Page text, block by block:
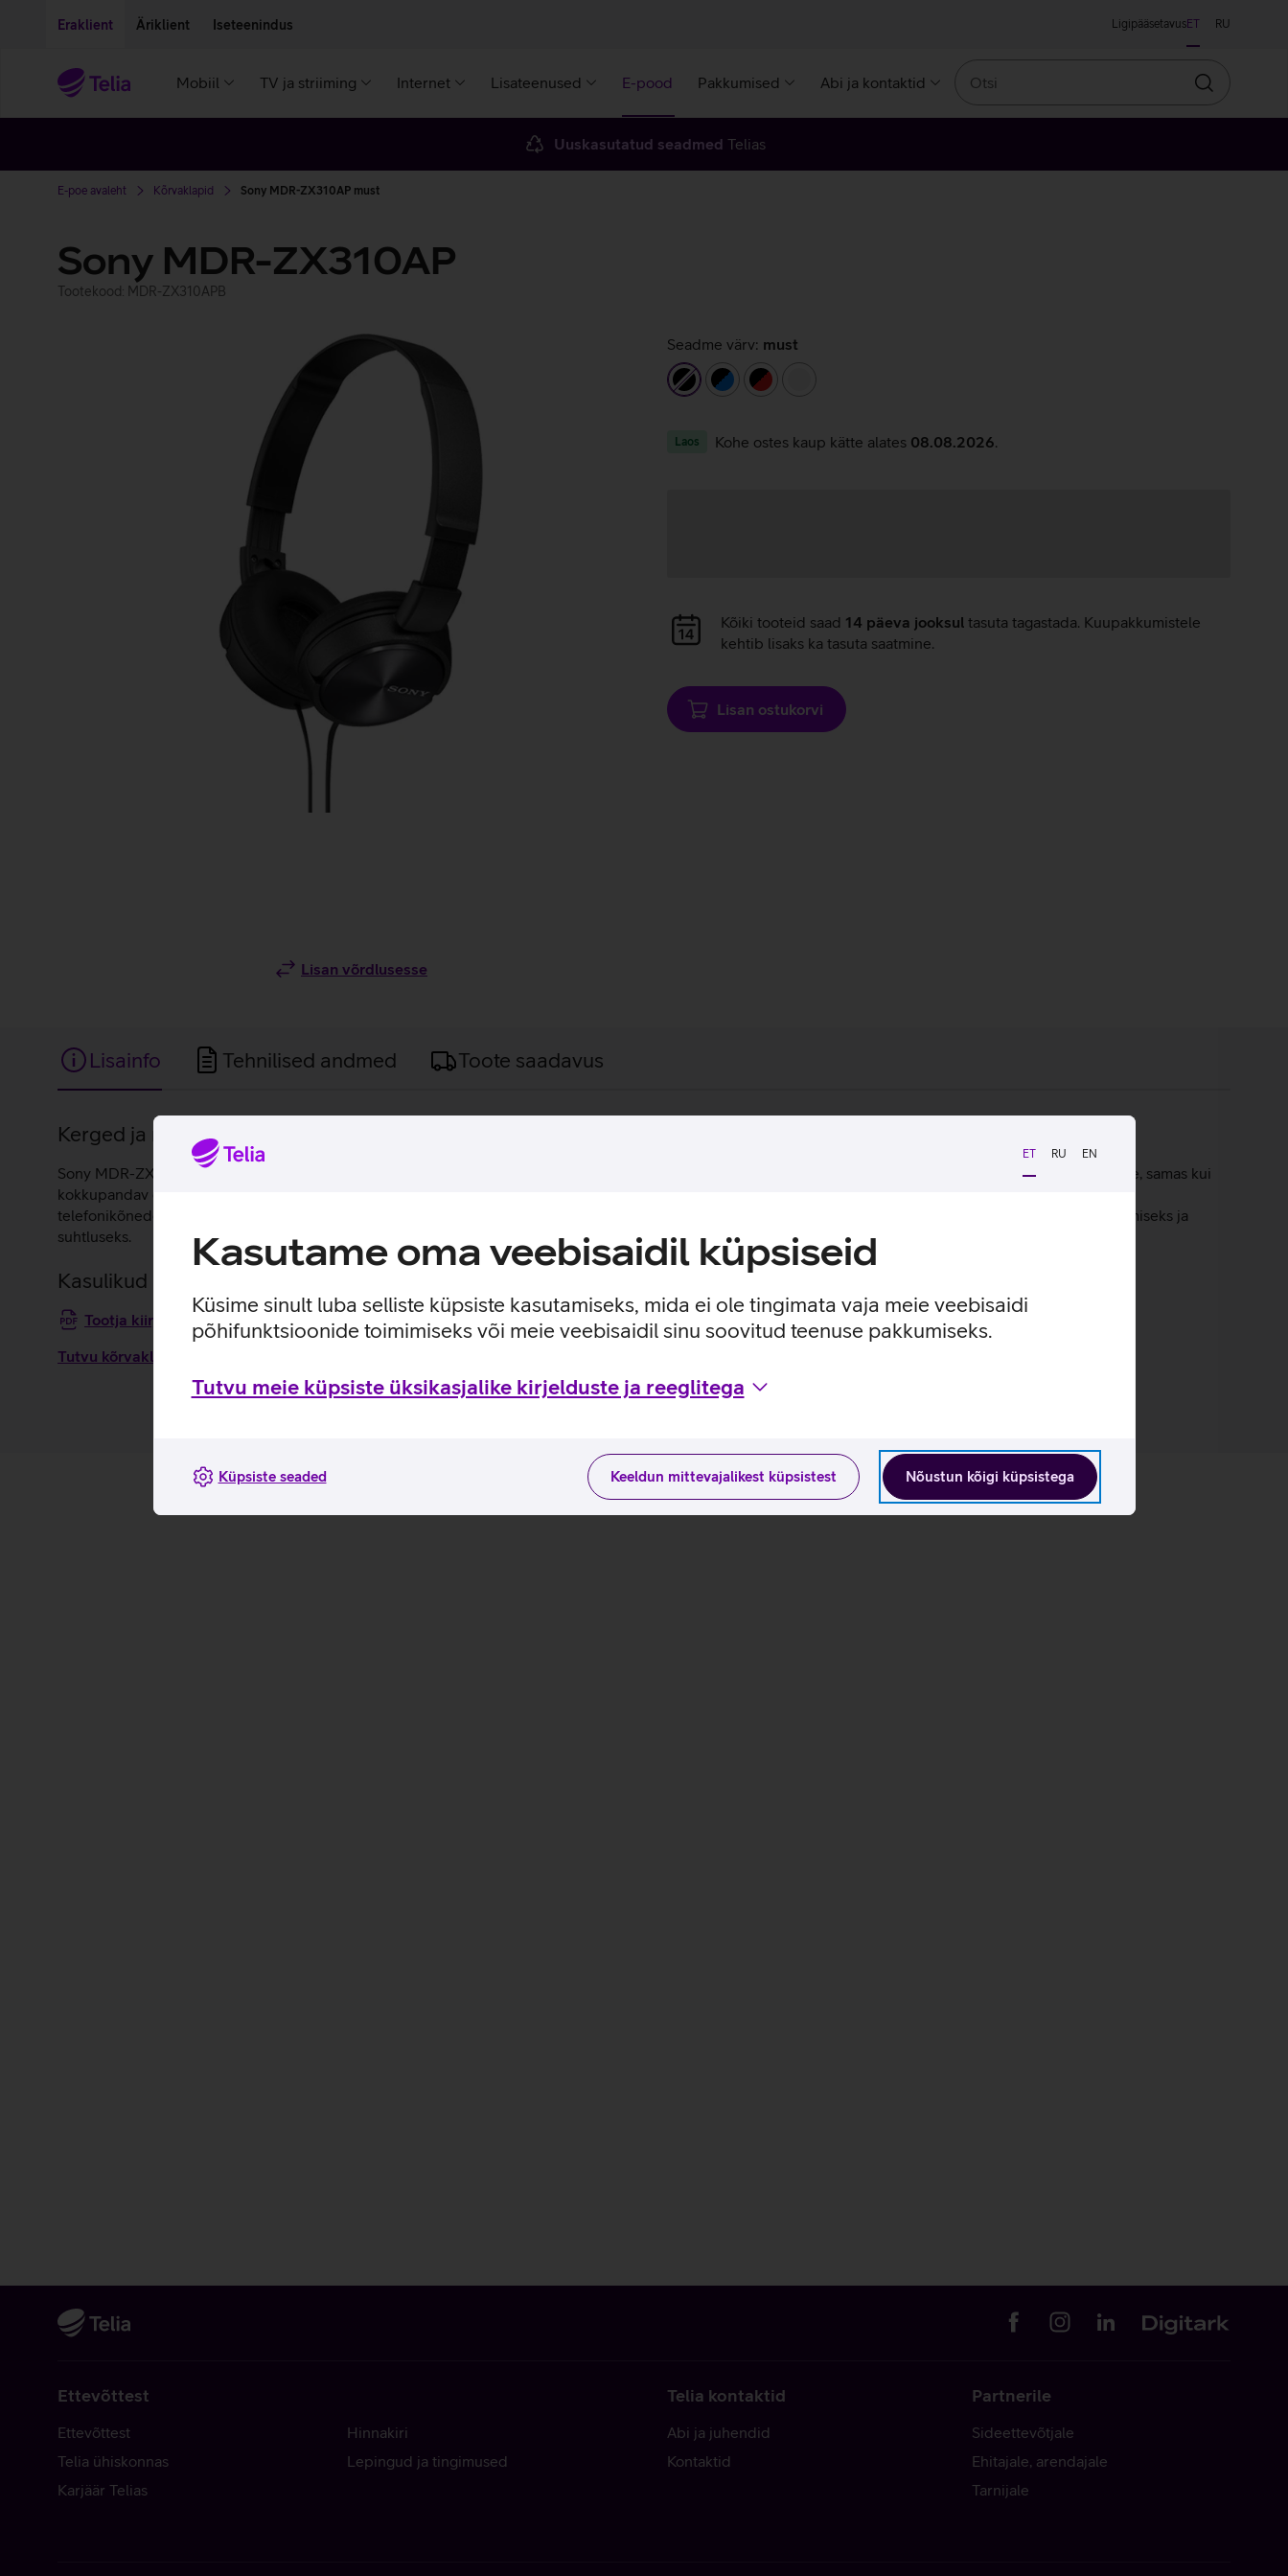
ET RU EN
Kasutame oma veebisaidil küpsiseid
Küsime sinult luba selliste küpsiste kasutamiseks, mida ei ole tingimata vaja meie veebisaidi
põhifunktsioonide toimimiseks või meie veebisaidil sinu soovitud teenuse pakkumiseks.
Tutvu meie küpsiste üksikasjalike kirjelduste ja reeglitega
Nõustun kõigi küpsistega
Keeldun mittevajalikest küpsistest
Küpsiste seaded
Eraklient Äriklient Iseteenindus LigipääsetavusET RU
Mobiil TV ja striiming Internet Lisateenused E-pood Pakkumised Abi ja kontaktid
Otsin
Uuskasutatud seadmed Telias
E-poe avaleht Kõrvaklapid Sony MDR-ZX310AP must
Sony MDR-ZX310AP
Tootekood: MDR-ZX310APB
Lisan võrdlusesse
Seadme värv: must
mustmust/sininemust/punane
Laos Kohe ostes kaup kätte alates 08.08.2026
Andmete
laadimine
Kõiki tooteid saad 14 päeva jooksul tasuta tagastada. Kuupakkumistele
kehtib lisaks ka tasuta saatmine.
Lisan ostukorvi
Lisainfo Tehnilised andmed Toote saadavus
Lisainfo
Kerged ja mugavad juhtmega Sony kõrvaklapid.
Sony MDR-ZX310AP on kerged ja mugavad kõrvaklapid igapäevaseks muusika kuulamiseks. Pehmed kõrvapadjad ja reguleeritav peavõru tagavad hea istuvuse, samas kui
kokkupandav disain teeb need lihtsasti kaasaskantavaks. Juhtmel paiknev integreeritud mikrofon võimaldab mugavalt kõnesid vastu võtta ning sobib hästi nii
telefonikõnedeks kui ka veebikoosolekuteks. MDR-ZX310AP on hea valik kasutajale, kes otsib taskukohast ja töökindlat lahendust igapäevaseks muusika kuulamiseks ja
suhtluseks.
Kasulikud lingid
Tootja kiirjuhend kõrvaklappidele Sony MDR-ZX310_EST
Tutvu kõrvaklappide Sony MDR-ZX310AP omaduste ja kasutusviisidega tootja kodulehel
Ettevõttest
Ettevõttest
Telia ühiskonnas
Karjäär Telias
Hinnakiri
Lepingud ja tingimused
Telia kontaktid
Abi ja juhendid
Kontaktid
Partnerile
Sideettevõtjale
Ehitajale, arendajale
Tarnijale